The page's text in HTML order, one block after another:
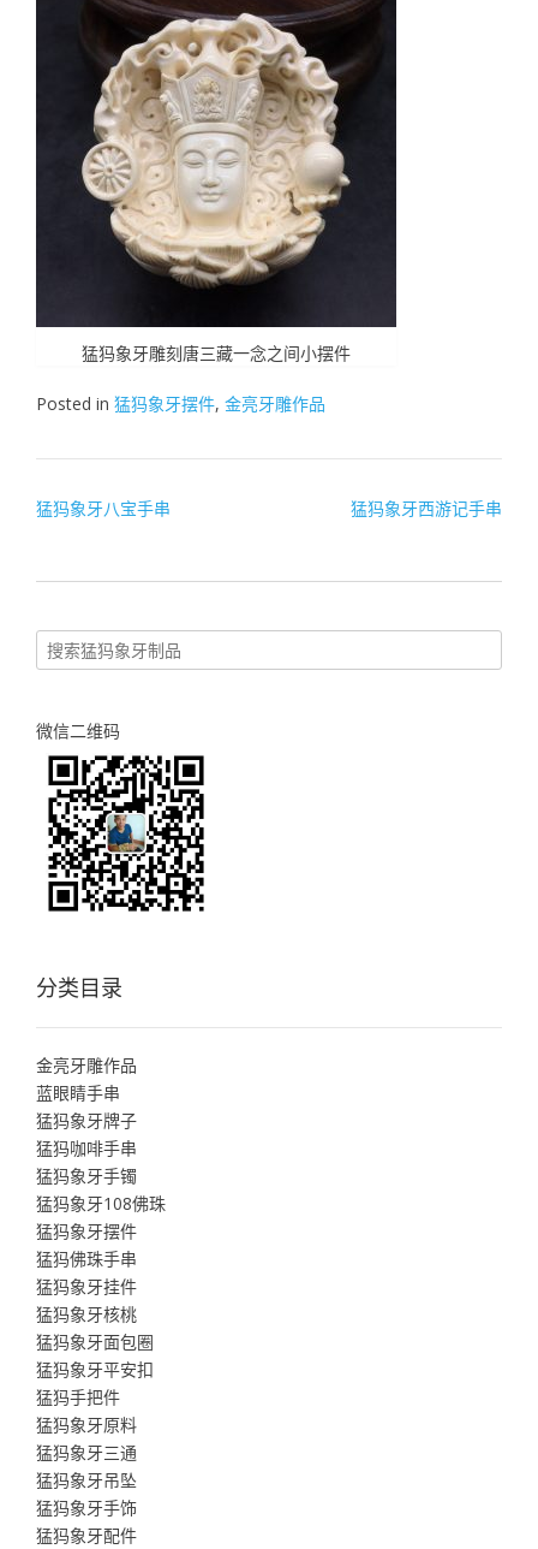
猛犸象牙雕刻唐三藏一念之间小摆件
Posted in 猛犸象牙摆件, 金亮牙雕作品
文
导
猛犸象牙八宝手串 猛犸象牙西游记手串
微信二维码
分类目录
金亮牙雕作品
蓝眼睛手串
猛犸象牙牌子
猛犸咖啡手串
猛犸象牙手镯
猛犸象牙108佛珠
猛犸象牙摆件
猛犸佛珠手串
猛犸象牙挂件
猛犸象牙核桃
猛犸象牙面包圈
猛犸象牙平安扣
猛犸手把件
猛犸象牙原料
猛犸象牙三通
猛犸象牙吊坠
猛犸象牙手饰
猛犸象牙配件